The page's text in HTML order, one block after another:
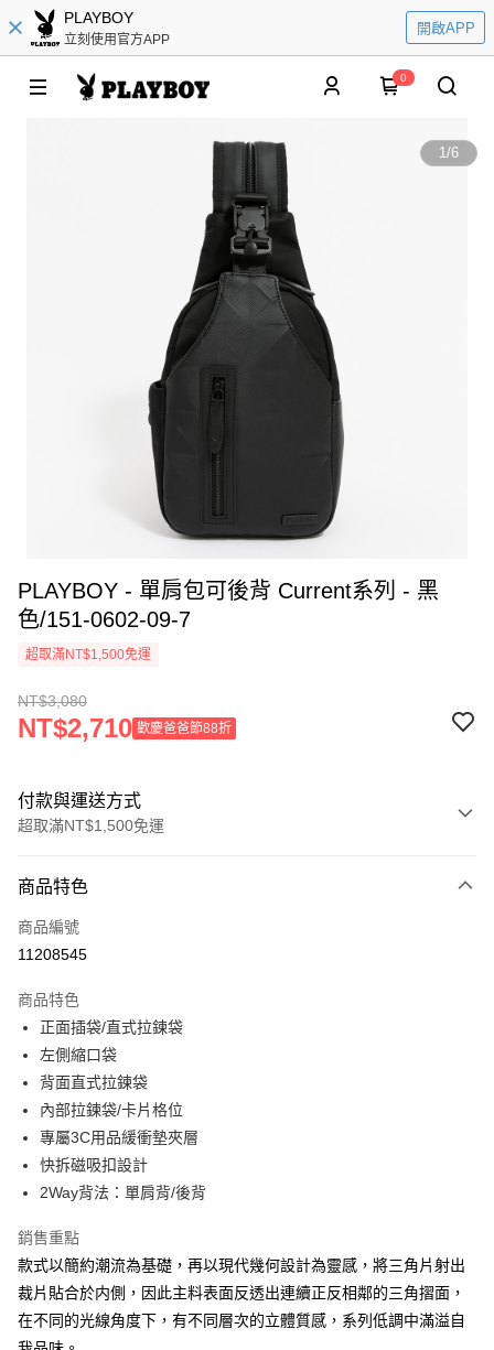
PLAYBOY
立刻使用官方APP
開啟APP
0
1/6
PLAYBOY - 單肩包可後背 Current系列 - 黑
色/151-0602-09-7
超取滿NT$1,500免運
NT$3,080
NT$2,710 歡慶爸爸節88折
付款與運送方式
超取滿NT$1,500免運
信用卡一次付款
超商取貨付款
Apple Pay
街口支付
悠遊付
大哥付你分期
相關說明
【大哥付你分期使用說明】
2.付款方式選擇「大哥付你分期」，訂單成立後會自動跳轉到大哥付的交易
流程，驗證手機門號後，選擇欲分期的期數、繳款截止日，確認付款後即完
成交易。
3.實際核准額度、可分期數及費用金額請依後續交易確認頁面所載為準。
4.訂單成立30分鐘內，如未前往確認交易或遇審核未通過，訂單將自動取
相關說明
【關於「AFTEE先享後付」】
AFTEE先享後付是「在收到商品之後才付款」的支付方式。 讓您購物簡單
便利好安心！
１．簡單：不需註冊會員、不需綁卡、不需儲值。
２．便利：只要手機號碼，簡訊認證，即可結帳。
商品特色
商品編號
11208545
商品特色
正面插袋/直式拉鍊袋
左側縮口袋
背面直式拉鍊袋
內部拉鍊袋/卡片格位
專屬3C用品緩衝墊夾層
快拆磁吸扣設計
2Way背法：單肩背/後背
銷售重點
款式以簡約潮流為基礎，再以現代幾何設計為靈感，將三角片射出
裁片貼合於内側，因此主料表面反透出連續正反相鄰的三角摺面，
在不同的光線角度下，有不同層次的立體質感，系列低調中滿溢自